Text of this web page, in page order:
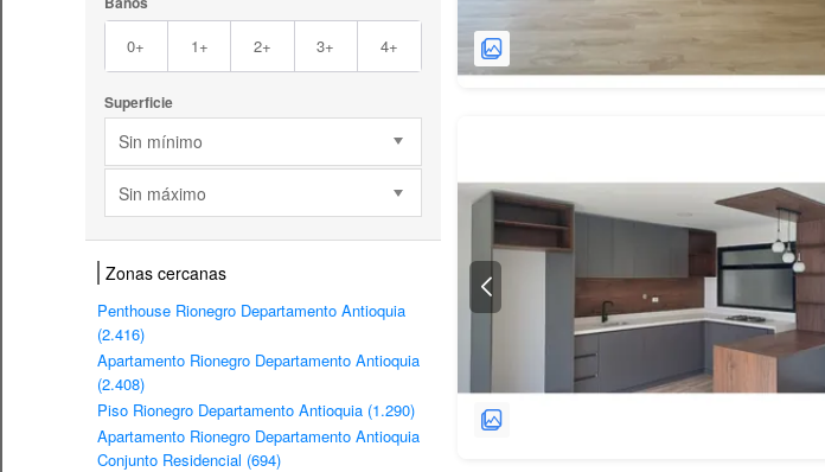
0+ 1+ 2+ 3+ 4+
Superficie
Sin mínimo
Sin máximo
Zonas cercanas
Penthouse Rionegro Departamento Antioquia
(2.416)
Apartamento Rionegro Departamento Antioquia
(2.408)
Piso Rionegro Departamento Antioquia (1.290)
Apartamento Rionegro Departamento Antioquia
Conjunto Residencial (694)